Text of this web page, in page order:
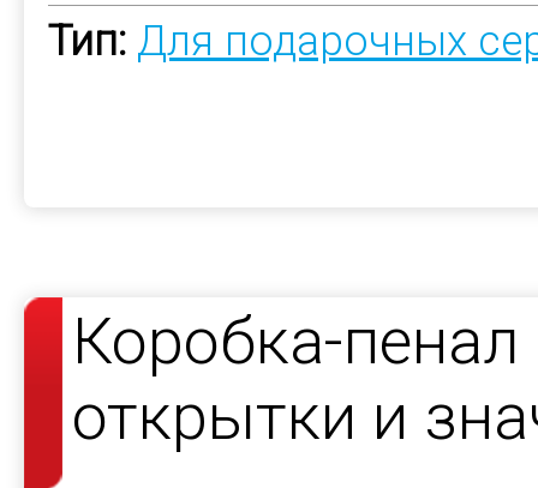
Тип: Для подарочных
Коробка-
открытки и